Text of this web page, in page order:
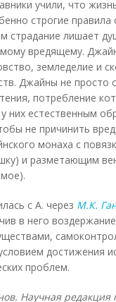
учили, что
строгие
страдание лишает
вредящему.
земледелие и
Джайны не просто
потребление
них естественным
не причинить
монаха с
и разметающим
с А. через М.К.
в него
достижения
проблем.
Научная